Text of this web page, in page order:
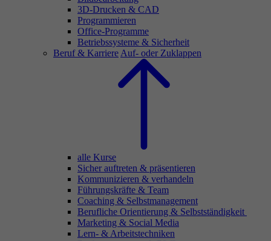
3D-Drucken & CAD
Programmieren
Office-Programme
Betriebssysteme & Sicherheit
Beruf & Karriere Auf- oder Zuklappen
alle Kurse
Sicher auftreten & präsentieren
Kommunizieren & verhandeln
Führungskräfte & Team
Coaching & Selbstmanagement
Berufliche Orientierung & Selbstständigkeit
Marketing & Social Media
Lern- & Arbeitstechniken